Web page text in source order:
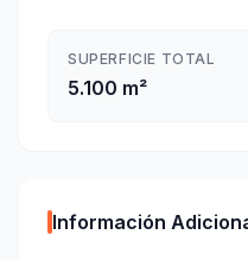
SUPERFICIE TOTAL
5.100 m²
Información